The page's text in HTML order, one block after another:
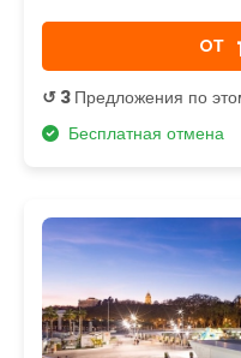
OТ
↺ 3 Предложения по
Бесплатная отмена